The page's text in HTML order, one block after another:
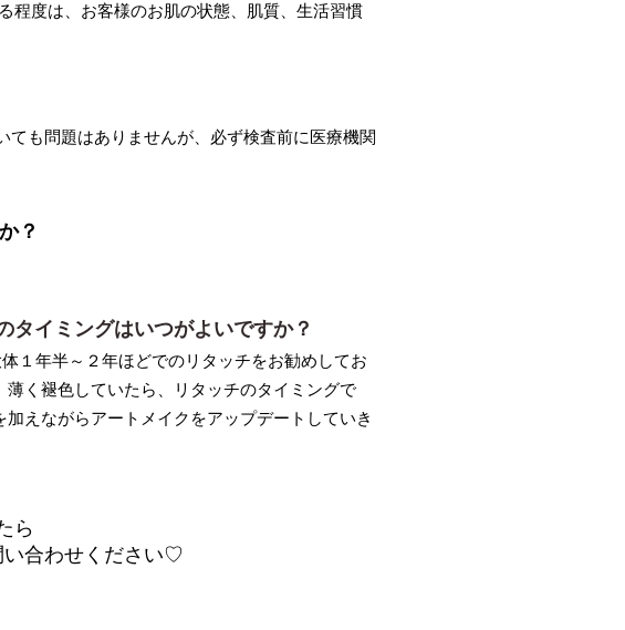
程度は、お客様のお肌の状態、肌質、生活習慣
ても問題はありませんが、必ず検査前に医療機関
？
タイミングはいつがよいですか？
１年半～２年ほどでのリタッチをお勧めしてお
く褪色していたら、リタッチのタイミングで
えながらアートメイクをアップデートしていき
ら
い合わせください♡